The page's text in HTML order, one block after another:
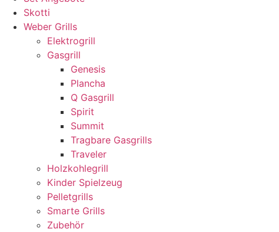
Skotti
Weber Grills
Elektrogrill
Gasgrill
Genesis
Plancha
Q Gasgrill
Spirit
Summit
Tragbare Gasgrills
Traveler
Holzkohlegrill
Kinder Spielzeug
Pelletgrills
Smarte Grills
Zubehör